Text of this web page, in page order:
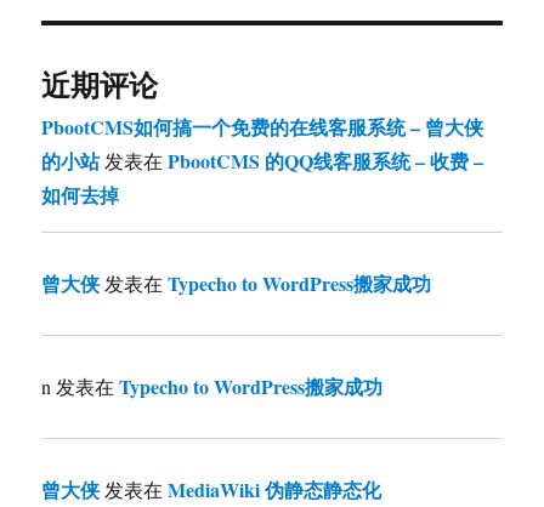
近期评论
PbootCMS如何搞一个免费的在线客服系统 – 曾大侠
的小站发表在PbootCMS 的QQ线客服系统 – 收费 –
如何去掉
曾大侠发表在Typecho to WordPress搬家成功
n 发表在Typecho to WordPress搬家成功
曾大侠发表在MediaWiki 伪静态静态化